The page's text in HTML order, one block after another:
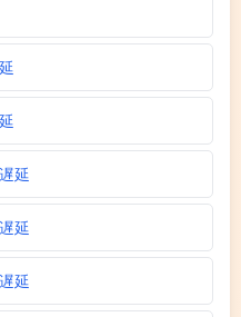
延
延
延